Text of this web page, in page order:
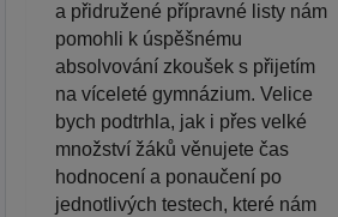
a přidružené přípravné listy nám
pomohli k úspěšnému
absolvování zkoušek s přijetím
na víceleté gymnázium. Velice
bych podtrhla, jak i přes velké
množství žáků věnujete čas
hodnocení a ponaučení po
jednotlivých testech, které nám